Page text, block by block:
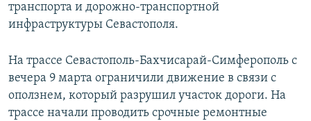
транспорта и дорожно-транспортной
инфраструктуры Севастополя.
На трассе Севастополь-Бахчисарай-Симферополь с
вечера 9 марта ограничили движение в связи с
оползнем, который разрушил участок дороги. На
трассе начали проводить срочные ремонтные